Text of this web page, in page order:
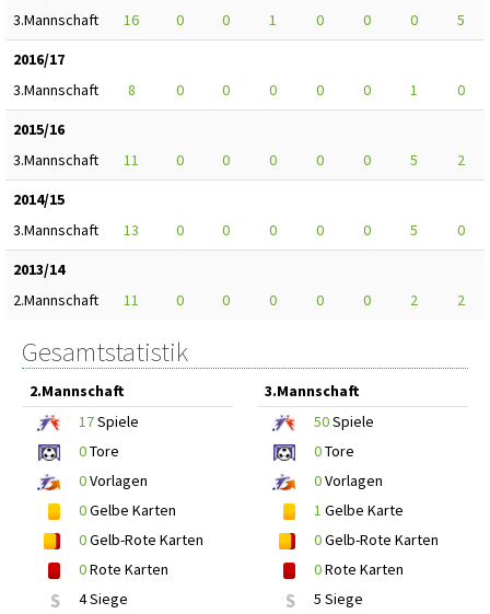
3.Mannschaft
16 0 0 1 0 0 0
5
2016/17
3.Mannschaft
8 0 0 0 0 0 1
0
2015/16
3.Mannschaft
11 0 0 0 0 0 5
2
2014/15
3.Mannschaft
13 0 0 0 0 0 5
0
2013/14
2.Mannschaft
11 0 0 0 0 0 2 2
Gesamtstatistik
2.Mannschaft
17Spiele
0Tore
0Vorlagen
0Gelbe Karten
0Gelb-Rote Karten
0Rote Karten
S 4 Siege
3.Mannschaft
50Spiele
0Tore
0Vorlagen
1 Gelbe Karte
0Gelb-Rote Karten
0Rote Karten
S 5 Siege